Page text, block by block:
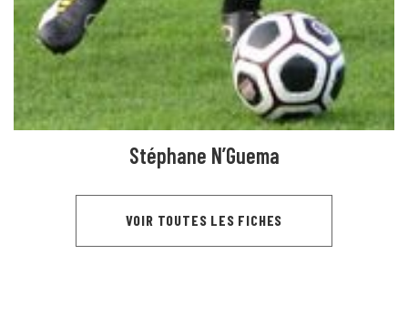
Stéphane N’Guema
VOIR TOUTES LES FICHES